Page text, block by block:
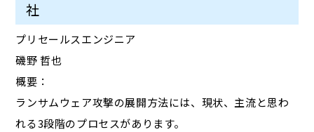
社
プリセールスエンジニア
磯野 哲也
概要：
ランサムウェア攻撃の展開方法には、現状、主流と思わ
れる3段階のプロセスがあります。